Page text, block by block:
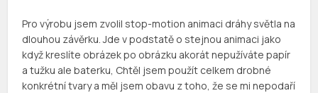
Pro výrobu jsem zvolil stop-motion animaci dráhy světla na
dlouhou závěrku. Jde v podstatě o stejnou animaci jako
když kreslíte obrázek po obrázku akorát nepužíváte papír
a tužku ale baterku, Chtěl jsem použít celkem drobné
konkrétní tvary a měl jsem obavu z toho, že se mi nepodaří